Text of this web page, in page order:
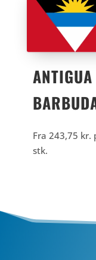
Fra 243,75 kr.
stk.